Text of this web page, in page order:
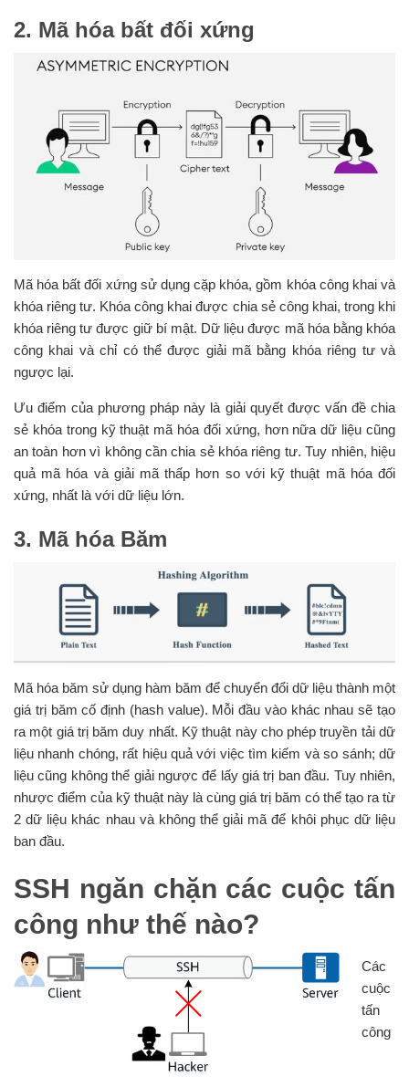
2. Mã hóa bất đối xứng
Mã hóa bất đối xứng sử dụng cặp khóa, gồm khóa công khai và
khóa riêng tư. Khóa công khai được chia sẻ công khai, trong khi
khóa riêng tư được giữ bí mật. Dữ liệu được mã hóa bằng khóa
công khai và chỉ có thể được giải mã bằng khóa riêng tư và
ngược lại.
Ưu điểm của phương pháp này là giải quyết được vấn đề chia
sẻ khóa trong kỹ thuật mã hóa đối xứng, hơn nữa dữ liệu cũng
an toàn hơn vì không cần chia sẻ khóa riêng tư. Tuy nhiên, hiệu
quả mã hóa và giải mã thấp hơn so với kỹ thuật mã hóa đối
xứng, nhất là với dữ liệu lớn.
3. Mã hóa Băm
Mã hóa băm sử dụng hàm băm để chuyển đổi dữ liệu thành một
giá trị băm cố định (hash value). Mỗi đầu vào khác nhau sẽ tạo
ra một giá trị băm duy nhất. Kỹ thuật này cho phép truyền tải dữ
liệu nhanh chóng, rất hiệu quả với việc tìm kiếm và so sánh; dữ
liệu cũng không thể giải ngược để lấy giá trị ban đầu. Tuy nhiên,
nhược điểm của kỹ thuật này là cùng giá trị băm có thể tạo ra từ
2 dữ liệu khác nhau và không thể giải mã để khôi phục dữ liệu
ban đầu.
SSH ngăn chặn các cuộc tấn
công như thế nào?
Các
cuộc
tấn
công